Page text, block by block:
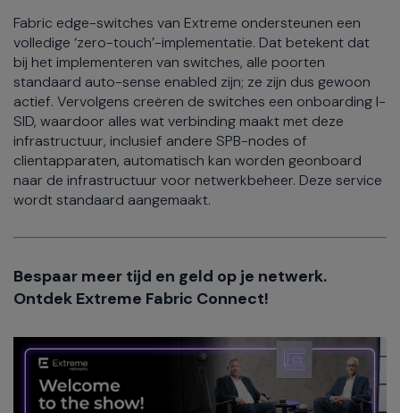
Fabric edge-switches van Extreme ondersteunen een
volledige ‘zero-touch’-implementatie. Dat betekent dat
bij het implementeren van switches, alle poorten
standaard auto-sense enabled zijn; ze zijn dus gewoon
actief. Vervolgens creëren de switches een onboarding I-
SID, waardoor alles wat verbinding maakt met deze
infrastructuur, inclusief andere SPB-nodes of
clientapparaten, automatisch kan worden geonboard
naar de infrastructuur voor netwerkbeheer. Deze service
wordt standaard aangemaakt.
Bespaar meer tijd en geld op je netwerk.
Ontdek Extreme Fabric Connect!